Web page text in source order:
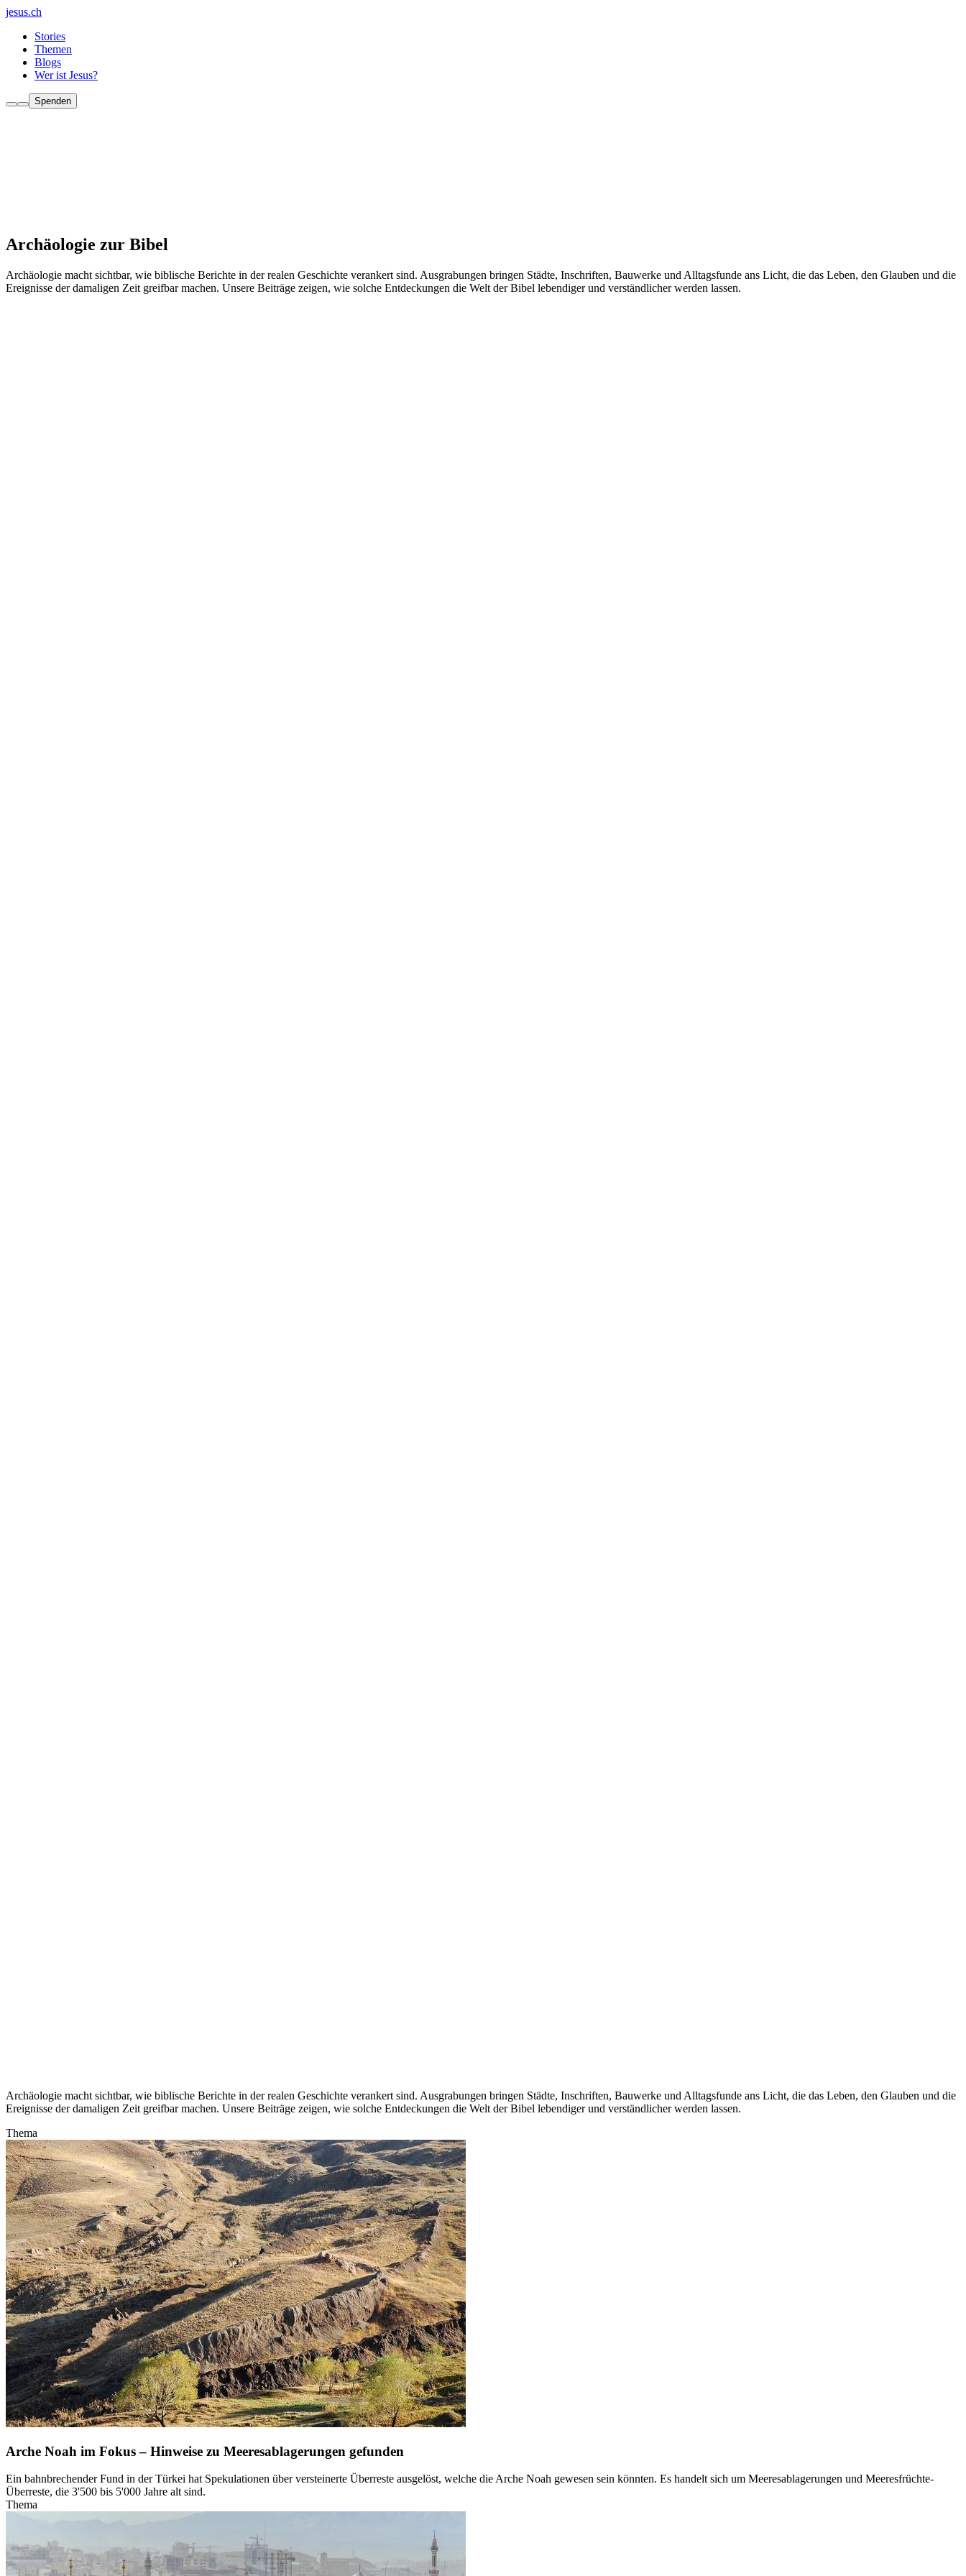
jesus.ch
Stories
Themen
Blogs
Wer ist Jesus?
Spenden
Archäologie zur Bibel
Archäologie macht sichtbar, wie biblische Berichte in der realen Geschichte verankert sind. Ausgrabungen bringen Städte, Inschriften, Bauwerke und Alltagsfunde ans Licht, die das Leben, den Glauben und die
Ereignisse der damaligen Zeit greifbar machen. Unsere Beiträge zeigen, wie solche Entdeckungen die Welt der Bibel lebendiger und verständlicher werden lassen.
Archäologie macht sichtbar, wie biblische Berichte in der realen Geschichte verankert sind. Ausgrabungen bringen Städte, Inschriften, Bauwerke und Alltagsfunde ans Licht, die das Leben, den Glauben und die
Ereignisse der damaligen Zeit greifbar machen. Unsere Beiträge zeigen, wie solche Entdeckungen die Welt der Bibel lebendiger und verständlicher werden lassen.
Thema
Arche Noah im Fokus – Hinweise zu Meeresablagerungen gefunden
Ein bahnbrechender Fund in der Türkei hat Spekulationen über versteinerte Überreste ausgelöst, welche die Arche Noah gewesen sein könnten. Es handelt sich um Meeresablagerungen und Meeresfrüchte-
Überreste, die 3'500 bis 5'000 Jahre alt sind.
Thema